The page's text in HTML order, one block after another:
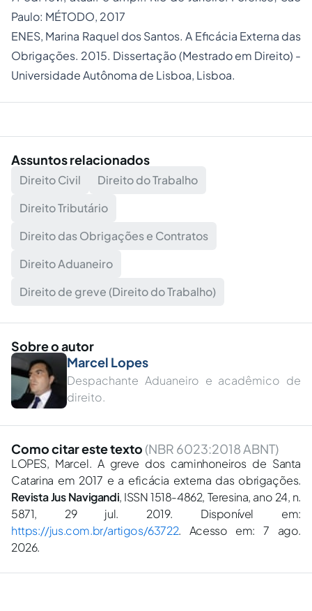
Paulo: MÉTODO, 2017
ENES, Marina Raquel dos Santos. A Eficácia Externa das
Obrigações. 2015. Dissertação (Mestrado em Direito) -
Universidade Autônoma de Lisboa, Lisboa.
Assuntos relacionados
Direito Civil
Direito do Trabalho
Direito Tributário
Direito das Obrigações e Contratos
Direito Aduaneiro
Direito de greve (Direito do Trabalho)
Sobre o autor
Marcel Lopes
Despachante Aduaneiro e acadêmico de
direito.
Como citar este texto (NBR 6023:2018 ABNT)
LOPES, Marcel. A greve dos caminhoneiros de Santa
Catarina em 2017 e a eficácia externa das obrigações.
Revista Jus Navigandi, ISSN 1518-4862, Teresina, ano 24, n.
5871, 29 jul. 2019. Disponível em:
https://jus.com.br/artigos/63722. Acesso em: 7 ago.
2026.